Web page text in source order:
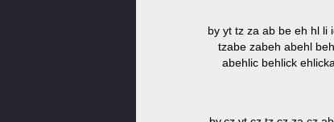
by yt tz za ab be eh hl li
tzabe zabeh abehl
abehlic behlick